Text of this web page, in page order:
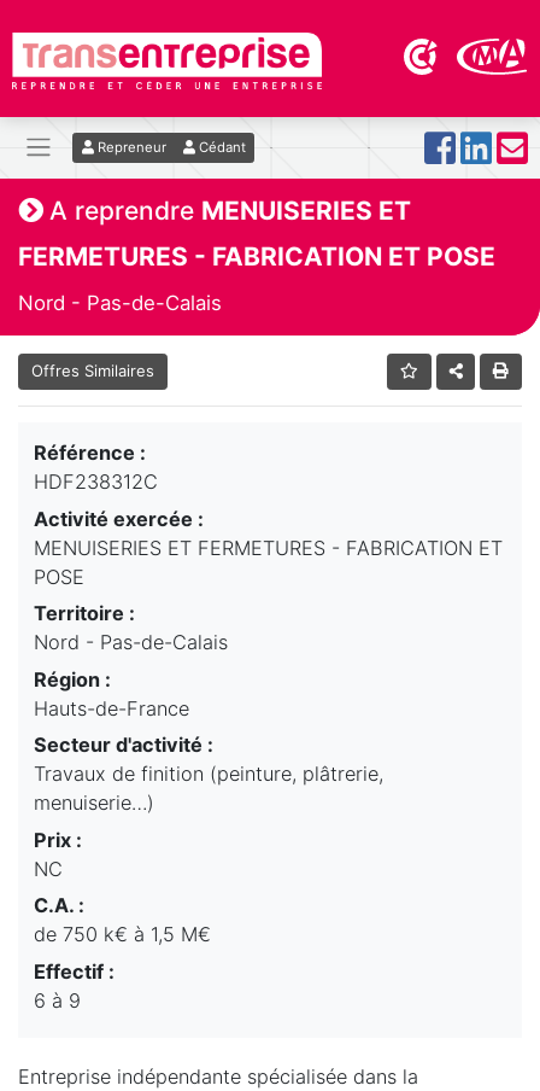
Repreneur Cédant
A reprendre MENUISERIES ET
FERMETURES - FABRICATION ET POSE
Nord - Pas-de-Calais
Offres Similaires
Référence :
HDF238312C
Activité exercée :
MENUISERIES ET FERMETURES - FABRICATION ET
POSE
Territoire :
Nord - Pas-de-Calais
Région :
Hauts-de-France
Secteur d'activité :
Travaux de finition (peinture, plâtrerie,
menuiserie…)
Prix :
NC
C.A. :
de 750 k€ à 1,5 M€
Effectif :
6 à 9
Entreprise indépendante spécialisée dans la